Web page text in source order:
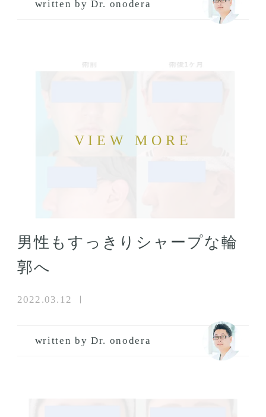
written by Dr. onodera
男性もすっきりシャープな輪
郭へ
2022.03.12
written by Dr. onodera